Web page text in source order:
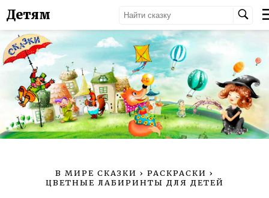
Детям
В МИРЕ СКАЗКИ › РАСКРАСКИ ›
ЦВЕТНЫЕ ЛАБИРИНТЫ ДЛЯ ДЕТЕЙ